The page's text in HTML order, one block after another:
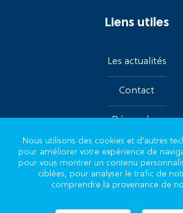
Liens utiles
Les actualités
Contact
Démarches
Suivez-nous sur les
Nous utilisons des cookies et d'autres
pour améliorer votre expérience de
pour vous montrer un contenu
ciblées, pour analyser le trafic de
comprendre la provenance de